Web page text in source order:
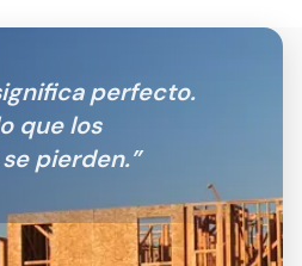
perfecto.
que los
pierden.”